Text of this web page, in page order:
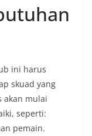
ini harus
skuad yang
akan mulai
seperti:
pemain.